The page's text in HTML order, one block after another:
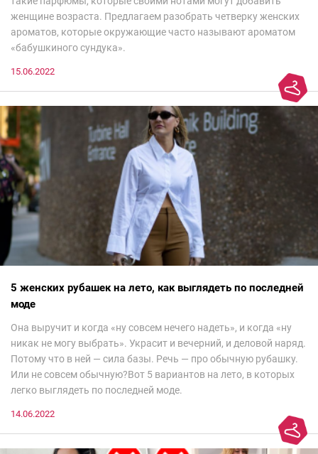
женщине возраста. Предлагаем разобрать четверку женских
ароматов, которые окружающие часто называют ароматом
«бабушкиного сундука».
15.06.2022
5 женских рубашек на лето, как выглядеть по последней
моде
Она выручит и когда «ну совсем нечего надеть», и когда «ну
никак не могу выбрать». Украсит и вечерний, и деловой наряд.
Потому что в ней — сила базы. Речь — про обычную рубашку.
Или не совсем обычную?Вот 5 вариантов на лето, в которых
легко выглядеть по последней моде.
14.06.2022